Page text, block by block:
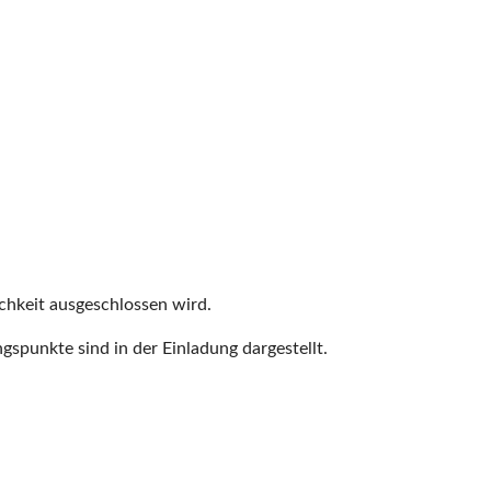
ausgeschlossen wird.
sind in der Einladung dargestellt.